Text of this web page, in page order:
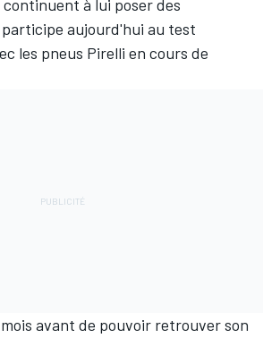
à lui poser des
aujourd'hui au test
les pneus Pirelli en cours de
avant de pouvoir retrouver son